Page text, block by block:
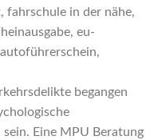
in der nähe,
eu-
begangen
Eine MPU Beratung